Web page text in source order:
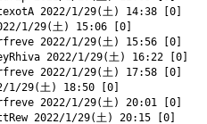
2022/1/29(土) 14:38 [0]
1/29(土) 15:06 [0]
2022/1/29(土) 15:56 [0]
2022/1/29(土) 16:22 [0]
2022/1/29(土) 17:58 [0]
29(土) 18:50 [0]
2022/1/29(土) 20:01 [0]
2022/1/29(土) 20:15 [0]